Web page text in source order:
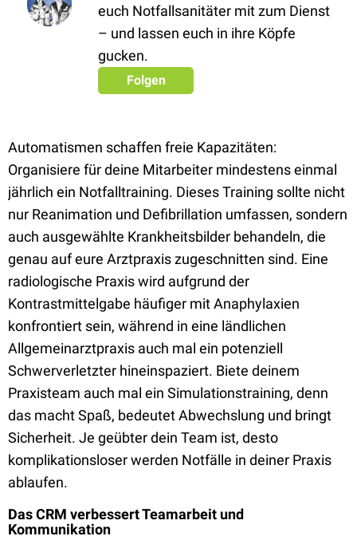
euch Notfallsanitäter mit zum Dienst
– und lassen euch in ihre Köpfe
gucken.
Folgen
Automatismen schaffen freie Kapazitäten:
Organisiere für deine Mitarbeiter mindestens einmal
jährlich ein Notfalltraining. Dieses Training sollte nicht
nur Reanimation und Defibrillation umfassen, sondern
auch ausgewählte Krankheitsbilder behandeln, die
genau auf eure Arztpraxis zugeschnitten sind. Eine
radiologische Praxis wird aufgrund der
Kontrastmittelgabe häufiger mit Anaphylaxien
konfrontiert sein, während in eine ländlichen
Allgemeinarztpraxis auch mal ein potenziell
Schwerverletzter hineinspaziert. Biete deinem
Praxisteam auch mal ein Simulationstraining, denn
das macht Spaß, bedeutet Abwechslung und bringt
Sicherheit. Je geübter dein Team ist, desto
komplikationsloser werden Notfälle in deiner Praxis
ablaufen.
Das CRM verbessert Teamarbeit und
Kommunikation